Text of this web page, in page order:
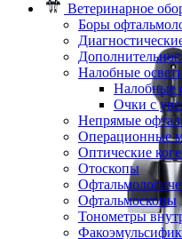
Ветеринарное
Боры
Налобные
Налобные
Очки с
Непрямые
Операционные
Оптические
Отоскопы
Офтальмоскопы
Тонометры